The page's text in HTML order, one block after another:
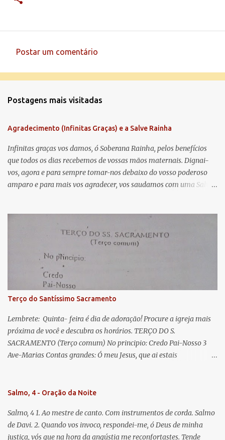
e
t
á
r
i
o
Postar um comentário
Postagens mais visitadas
Agradecimento (Infinitas Graças) e a Salve Rainha
Infinitas graças vos damos, ó Soberana Rainha, pelos benefícios
que todos os dias recebemos de vossas mãos maternais. Dignai-
vos, agora e para sempre tomar-nos debaixo do vosso poderoso
amparo e para mais vos agradecer, vos saudamos com uma Salve
lágrimas. Eia, pois, Advogada nossa, estes vossos olhos
misericordiosos a nós volvei, e depois deste desterro, mostrai-nos
Jesus. Bendito é o fruto do vosso ventre, ó clemente, ó piedosa, ó
doce e sempre Virgem Maria. Rogai por nós Santa Mãe de Deus.
Para que sejamos dignos das promessas de Cristo. Amém.
Terço do Santíssimo Sacramento
Lembrete: Quinta- feira é dia de adoração! Procure a igreja mais
próxima de você e descubra os horários. TERÇO DO S.
SACRAMENTO (Terço comum) No principio: Credo Pai-Nosso 3
Ave-Marias Contas grandes: Ó meu Jesus, que ai estais
Vós morra eu! Nas contas pequenas: Sacramento de Amor!
que nos salva, dá-nos Vossa força, Vosso perdão e a Vossa
misericórdia. (no fim) Rezar 3 vezes: Louvores e graças se deem a
Salmo, 4 - Oração da Noite
Salmo, 4 1. Ao mestre de canto. Com instrumentos de corda. Salmo
de Davi. 2. Quando vos invoco, respondei-me, ó Deus de minha
justiça, vós que na hora da angústia me reconfortastes. Tende